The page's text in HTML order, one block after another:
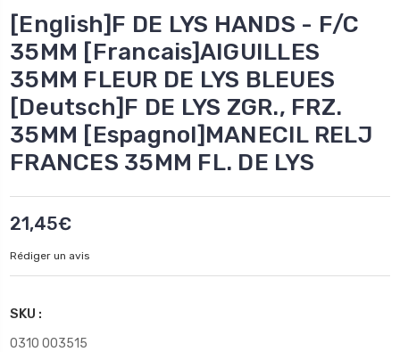
[English]F DE LYS HANDS - F/C
35MM [Francais]AIGUILLES
35MM FLEUR DE LYS BLEUES
[Deutsch]F DE LYS ZGR., FRZ.
35MM [Espagnol]MANECIL RELJ
FRANCES 35MM FL. DE LYS
21,45€
Rédiger un avis
SKU :
0310 003515